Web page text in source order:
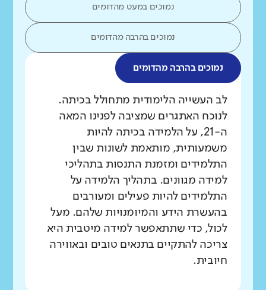
נמוכים במעט מהדומים
נמוכים בהרבה מהדומים
נמוכים בהרבה מהדומים
מה בדקנו?
לב העשייה הלימודית מתחולל בכיתה.
לנוכח האתגרים שמציבה לפנינו המאה
ה-21, על הלמידה בכיתה להיות
משמעותית, מותאמת לשונות שבין
התלמידים ומזמנת התנסות בתהליכי
למידה מגוונים. בתהליך הלמידה על
התלמידים להיות פעילים ומעורבים
בהעשרת הידע והמיומנויות שלהם. מעל
לכול, כדי שתתאפשר למידה מיטבית היא
צריכה להתקיים בתנאים טובים ובאווירה
חיובית.